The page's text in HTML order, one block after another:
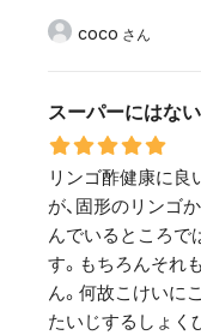
coco
スーパーにはない
リンゴ酢健康に良
が、固形のリンゴ
んでいるところで
す。もちろんそれ
ん。何故こけいに
たいじするしょく